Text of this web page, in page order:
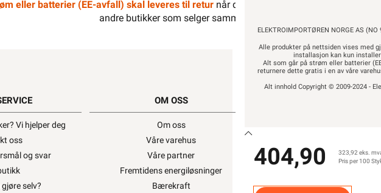
eller batterier (EE-avfall) skal leveres til returnår det ikke kan brukes lenger. Du kan
andre butikker som selger samme type varer.
Vi hjelper deg
oss
og svar
selv?
OM OSS
Om oss
Våre varehus
Våre partner
Fremtidens energiløsninger
Bærekraft
Outlet med
Artikler og guider
ELEKTROIMPORTØREN NORGE AS
Alle produkter på nettsiden vises med
installasjon kan kun
Alt som går på strøm eller batterier
returnere dette gratis i en av våre
Alt innhold Copyright © 2009-2024 -
404,90
323,92 eks.
Pris per 100
Elbillader Varme Hjem & Fritid Verktøy Kabel & Ledning